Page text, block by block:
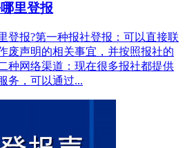
里登报
登报?第一种报社登报：可以直接联
废声明的相关事宜，并按照报社的
种网络渠道：现在很多报社都提供
务，可以通过...